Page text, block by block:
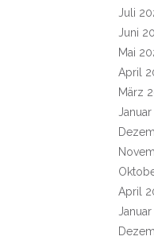
Juli
Juni
Mai
April
März
April
Januar